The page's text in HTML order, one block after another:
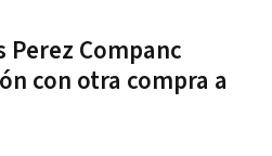
Companc
con otra compra a